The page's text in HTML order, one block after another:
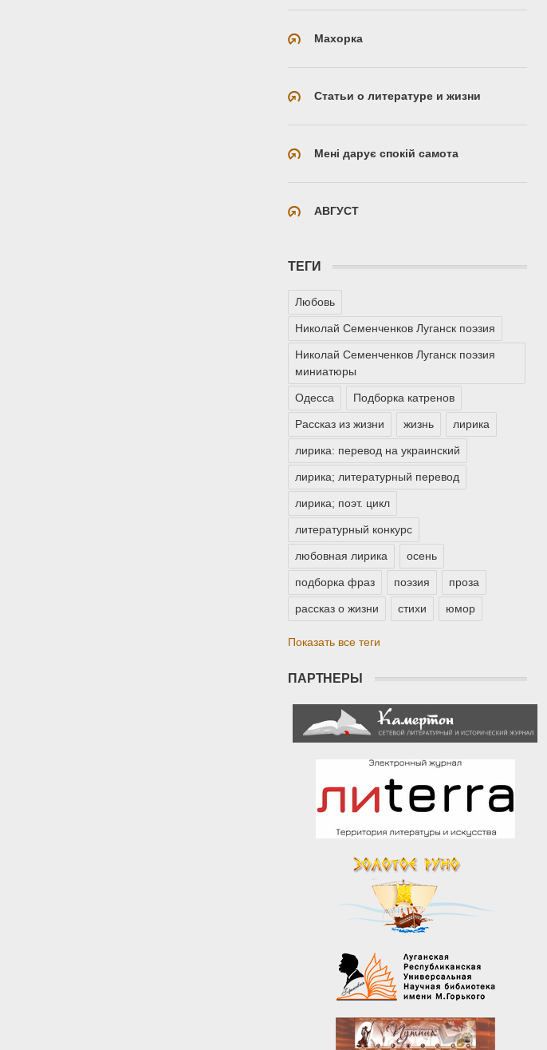
Махорка
Статьи о литературе и жизни
Мені дарує спокій самота
АВГУСТ
ТЕГИ
Любовь
Николай Семенченков Луганск поэзия
Николай Семенченков Луганск поэзия
миниатюры
Одесса Подборка катренов
Рассказ из жизни жизнь лирика
лирика: перевод на украинский
лирика; литературный перевод
лирика; поэт. цикл
литературный конкурс
любовная лирика осень
подборка фраз поэзия проза
рассказ о жизни стихи юмор
Показать все теги
ПАРТНЕРЫ